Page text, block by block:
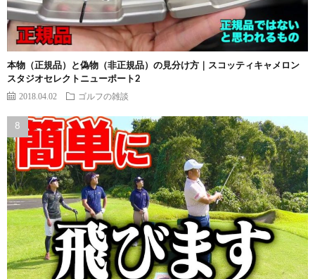
本物（正規品）と偽物（非正規品）の見分け方｜スコッティキャメロン
スタジオセレクトニューポート2
2018.04.02 ゴルフの雑談